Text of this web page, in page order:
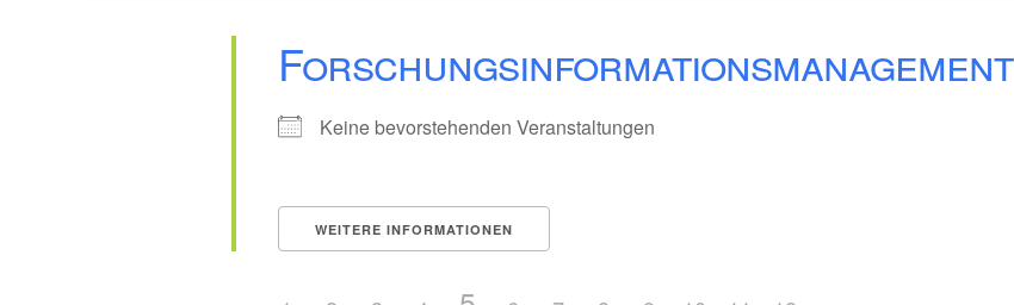
Forschungsinformationsmanagement
Keine bevorstehenden Veranstaltungen
WEITERE INFORMATIONEN